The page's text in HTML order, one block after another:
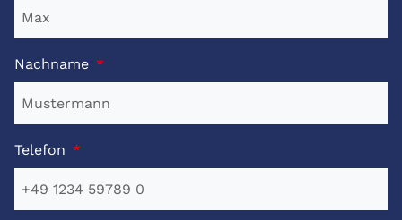
Nachname
Telefon